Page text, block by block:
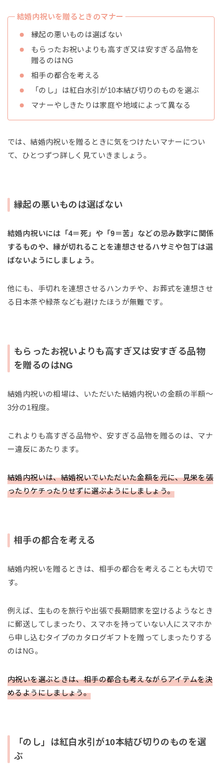
結婚内祝いを贈るときのマナー
縁起の悪いものは選ばない
もらったお祝いよりも高すぎ又は安すぎる品物を
贈るのはNG
相手の都合を考える
「のし」は紅白水引が10本結び切りのものを選ぶ
マナーやしきたりは家庭や地域によって異なる
では、結婚内祝いを贈るときに気をつけたいマナーについ
て、ひとつずつ詳しく見ていきましょう。
縁起の悪いものは選ばない
結婚内祝いには「4＝死」や「9＝苦」などの忌み数字に関係
するものや、縁が切れることを連想させるハサミや包丁は選
ばないようにしましょう。
他にも、手切れを連想させるハンカチや、お葬式を連想させ
る日本茶や緑茶なども避けたほうが無難です。
もらったお祝いよりも高すぎ又は安すぎる品物
を贈るのはNG
結婚内祝いの相場は、いただいた結婚内祝いの金額の半額〜
3分の1程度。
これよりも高すぎる品物や、安すぎる品物を贈るのは、マナ
ー違反にあたります。
結婚内祝いは、結婚祝いでいただいた金額を元に、見栄を張
ったりケチったりせずに選ぶようにしましょう。
相手の都合を考える
結婚内祝いを贈るときは、相手の都合を考えることも大切で
す。
例えば、生ものを旅行や出張で長期間家を空けるようなとき
に郵送してしまったり、スマホを持っていない人にスマホか
ら申し込むタイプのカタログギフトを贈ってしまったりする
のはNG。
内祝いを選ぶときは、相手の都合も考えながらアイテムを決
めるようにしましょう。
「のし」は紅白水引が10本結び切りのものを選
ぶ